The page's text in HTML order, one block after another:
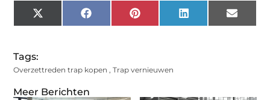
Meer Berichten
X
(Twitter)
Facebook Pinterest LinkedIn Email
Tags:
Overzettreden trap kopen ,Trap vernieuwen